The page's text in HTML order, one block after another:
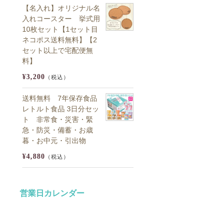
【名入れ】オリジナル名
入れコースター 挙式用
10枚セット【1セット目
ネコポス送料無料】【2
セット以上で宅配便無
料】
¥3,200 （税込）
送料無料 7年保存食品
レトルト食品 3日分セッ
ト 非常食・災害・緊
急・防災・備蓄・お歳
暮・お中元・引出物
¥4,880 （税込）
営業日カレンダー